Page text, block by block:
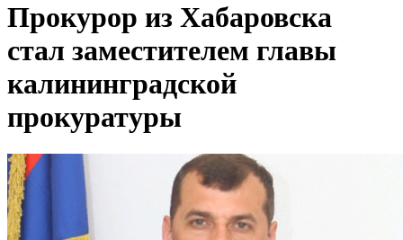
Прокурор из Хабаровска
стал заместителем главы
калининградской
прокуратуры